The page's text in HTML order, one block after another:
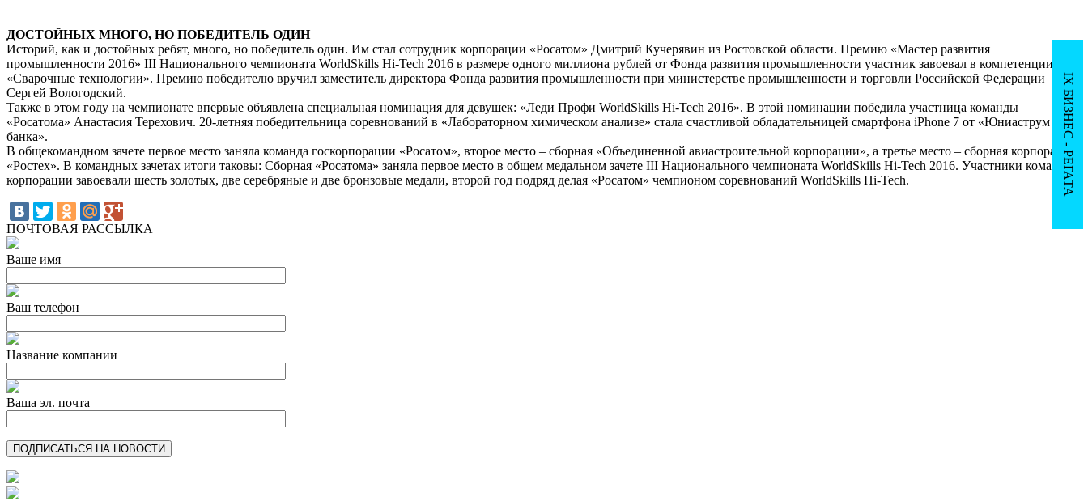
ДОСТОЙНЫХ МНОГО, НО ПОБЕДИТЕЛЬ ОДИН
Историй, как и достойных ребят, много, но победитель один. Им стал сотрудник корпорации «Росатом» Дмитрий Кучерявин из Ростовской области. Премию «Мастер развития
промышленности 2016» III Национального чемпионата WorldSkills Hi-Tech 2016 в размере одного миллиона рублей от Фонда развития промышленности участник завоевал в компетенции
«Сварочные технологии». Премию победителю вручил заместитель директора Фонда развития промышленности при министерстве промышленности и торговли Российской Федерации
Сергей Вологодский.
Также в этом году на чемпионате впервые объявлена специальная номинация для девушек: «Леди Профи WorldSkills Hi-Tech 2016». В этой номинации победила участница команды
«Росатома» Анастасия Терехович. 20-летняя победительница соревнований в «Лабораторном химическом анализе» стала счастливой обладательницей смартфона iPhone 7 от «Юниаструм
банка».
В общекомандном зачете первое место заняла команда госкорпорации «Росатом», второе место – сборная «Объединенной авиастроительной корпорации», а третье место – сборная корпорации
«Ростех». В командных зачетах итоги таковы: Сборная «Росатома» заняла первое место в общем медальном зачете III Национального чемпионата WorldSkills Hi-Tech 2016. Участники команды
корпорации завоевали шесть золотых, две серебряные и две бронзовые медали, второй год подряд делая «Росатом» чемпионом соревнований WorldSkills Hi-Tech.
ПОЧТОВАЯ РАССЫЛКА
Ваше имя
Ваш телефон
Название компании
Ваша эл. почта
IX БИЗНЕС - РЕГАТА